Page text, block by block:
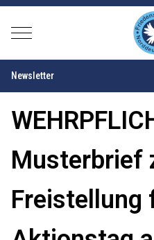
Mobile Menu Toggle
Newsletter
Musterbrief
Freistellung